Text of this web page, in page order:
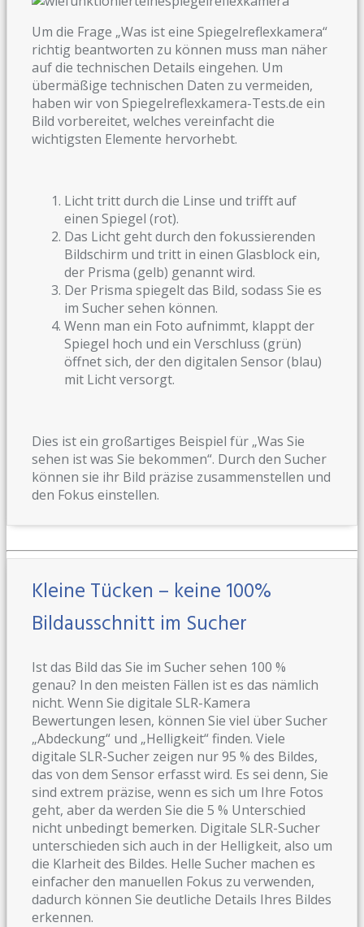
Um die Frage „Was ist eine Spiegelreflexkamera“
richtig beantworten zu können muss man näher
auf die technischen Details eingehen. Um
übermäßige technischen Daten zu vermeiden,
haben wir von Spiegelreflexkamera-Tests.de ein
Bild vorbereitet, welches vereinfacht die
wichtigsten Elemente hervorhebt.
Licht tritt durch die Linse und trifft auf
einen Spiegel (rot).
Das Licht geht durch den fokussierenden
Bildschirm und tritt in einen Glasblock ein,
der Prisma (gelb) genannt wird.
Der Prisma spiegelt das Bild, sodass Sie es
im Sucher sehen können.
Wenn man ein Foto aufnimmt, klappt der
Spiegel hoch und ein Verschluss (grün)
öffnet sich, der den digitalen Sensor (blau)
mit Licht versorgt.
Dies ist ein großartiges Beispiel für „Was Sie
sehen ist was Sie bekommen“. Durch den Sucher
können sie ihr Bild präzise zusammenstellen und
den Fokus einstellen.
Kleine Tücken – keine 100%
Bildausschnitt im Sucher
Ist das Bild das Sie im Sucher sehen 100 %
genau? In den meisten Fällen ist es das nämlich
nicht. Wenn Sie digitale SLR-Kamera
Bewertungen lesen, können Sie viel über Sucher
„Abdeckung“ und „Helligkeit“ finden. Viele
digitale SLR-Sucher zeigen nur 95 % des Bildes,
das von dem Sensor erfasst wird. Es sei denn, Sie
sind extrem präzise, wenn es sich um Ihre Fotos
geht, aber da werden Sie die 5 % Unterschied
nicht unbedingt bemerken. Digitale SLR-Sucher
unterschieden sich auch in der Helligkeit, also um
die Klarheit des Bildes. Helle Sucher machen es
einfacher den manuellen Fokus zu verwenden,
dadurch können Sie deutliche Details Ihres Bildes
erkennen.